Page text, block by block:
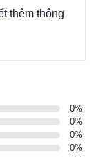
thêm thông
0%
0%
0%
0%